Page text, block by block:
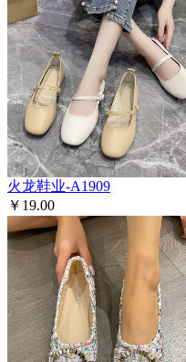
火龙鞋业-A1909
￥19.00